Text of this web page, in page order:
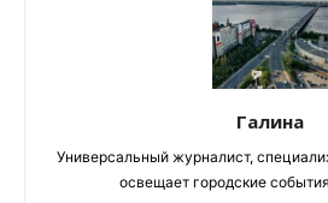
Галина
Универсальный журналист,
освещает городские